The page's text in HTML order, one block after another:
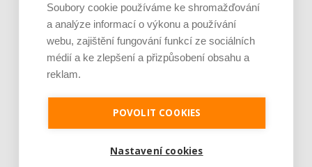
Je jen pro sportovce, přiberu po něm a ve
v oblasti zdraví, výživy i dlouhověkosti. Přesto
se o ně...
Soubory cookie používáme ke shromažďování
a analýze informací o výkonu a používání
webu, zajištění fungování funkcí ze sociálních
médií a ke zlepšení a přizpůsobení obsahu a
reklam.
POVOLIT COOKIES
Nastavení cookies